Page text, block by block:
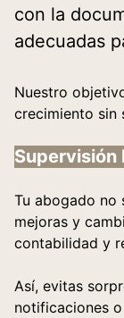
con la
adecuadas
Nuestro
crecimiento sin
Supervisión
Tu abogado no
mejoras y
contabilidad y
Así, evitas
notificaciones